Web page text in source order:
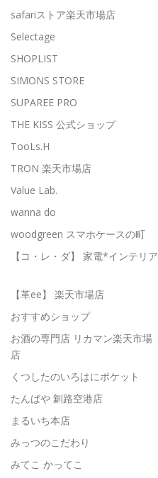
safariストア楽天市場店
Selectage
SHOPLIST
SIMONS STORE
SUPAREE PRO
THE KISS 公式ショップ
TooLs.H
TRON 楽天市場店
Value Lab.
wanna do
woodgreen スマホケースの町
【コ・レ・ダ】 家電*インテリア
【革ee】 楽天市場店
おすすめショップ
お酒の専門店 リカマン楽天市場
店
くつしたのいろはにポケット
たんばや 釧路空港店
まるいち本店
みっつのこだわり
みてこ かってこ